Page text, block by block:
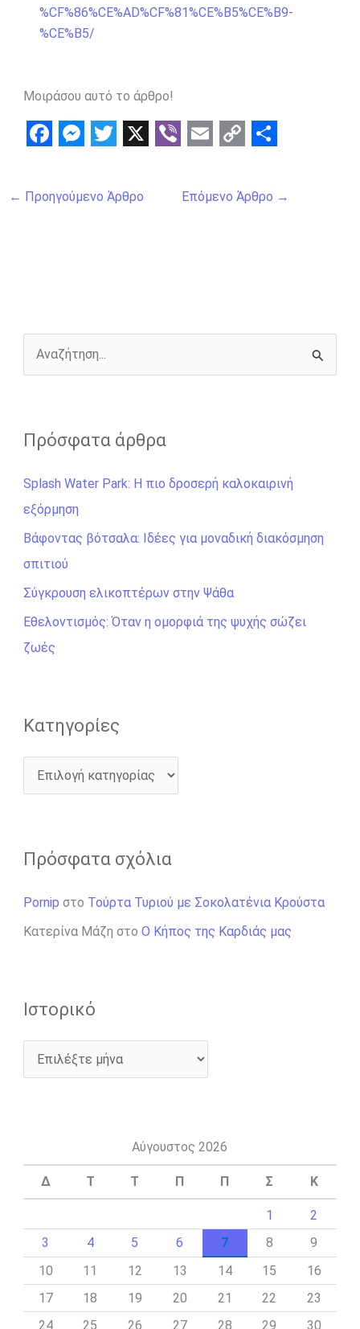
%CF%86%CE%AD%CF%81%CE%B5%CE%B9-
%CE%B5/
Μοιράσου αυτό το άρθρο!
a
c
k
s
e
r
w
i
m
a
p
k
h
a
← Προηγούμενο Άρθρο Επόμενο Άρθρο →
ζ
τ
η
σ
η
γ
ι
α
Πρόσφατα άρθρα
Splash Water Park: Η πιο δροσερή καλοκαιρινή
εξόρμηση
Βάφοντας βότσαλα: Ιδέες για μοναδική διακόσμηση
σπιτιού
Σύγκρουση ελικοπτέρων στην Ψάθα
Εθελοντισμός: Όταν η ομορφιά της ψυχής σώζει
ζωές
Kατηγορίες
Πρόσφατα σχόλια
Pornip στο Τούρτα Τυριού με Σοκολατένια Κρούστα
Κατερίνα Μάζη στο Ο Κήπος της Καρδιάς μας
Ιστορικό
Αύγουστος 2026
Δ Τ Τ Π Π Σ Κ
1
2
3
4 5 6 7 8
9
10
11 12 13 14 15
16
17
18 19 20 21 22
23
24
25 26 27 28 29 30